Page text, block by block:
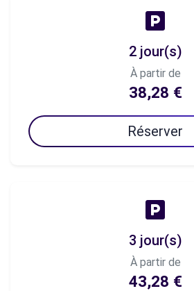
2 jour(s)
À partir de
38,28 €
Réserver
3 jour(s)
À partir de
43,28 €